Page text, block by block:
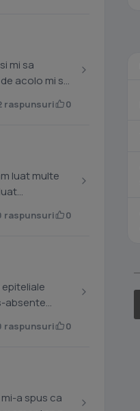
mi sa
acolo mi sa
raspunsuri 0
luat multe
raspunsuri 0
absente
raspunsuri 0
a spus ca